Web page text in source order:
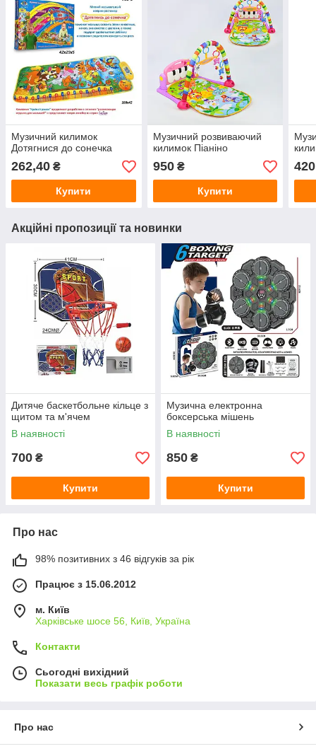
Музичний килимок
Дотягнися до сонечка
262,40 ₴
Купити
Музичний розвиваючий
килимок Піаніно
950₴
Купити
420
Акційні пропозиції та новинки
Дитяче баскетбольне кільце з
щитом та м'ячем
В наявності
700 ₴
Купити
Музична електронна
боксерська мішень
В наявності
850 ₴
Купити
Про нас
98% позитивних з 46 відгуків за рік
Працює з 15.06.2012
м. Київ
Харківське шосе 56, Київ, Україна
Контакти
Сьогодні вихідний
Показати весь графік роботи
Про нас